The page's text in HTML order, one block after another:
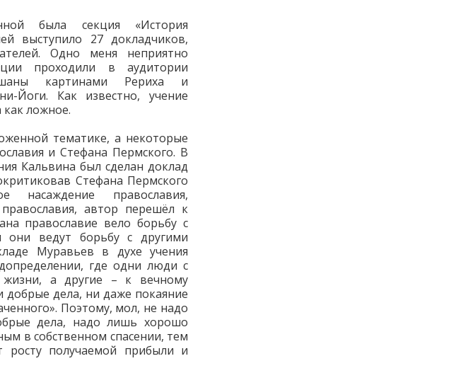
была секция «История
выступило 27 докладчиков,
Одно меня неприятно
проходили в аудитории
картинами Рериха и
Йоги. Как известно, учение
ложное.
тематике, а некоторые
и Стефана Пермского. В
Кальвина был сделан доклад
Стефана Пермского
насаждение православия,
автор перешёл к
православие вело борьбу с
они ведут борьбу с другими
Муравьев в духе учения
где одни люди с
а другие – к вечному
дела, ни даже покаяние
Поэтому, мол, не надо
дела, надо лишь хорошо
в собственном спасении, тем
росту получаемой прибыли и